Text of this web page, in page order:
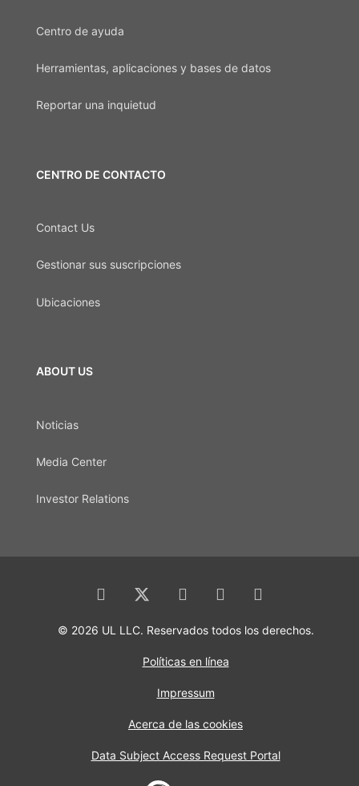
Centro de ayuda
Herramientas, aplicaciones y bases de datos
Reportar una inquietud
CENTRO DE CONTACTO
Contact Us
Gestionar sus suscripciones
Ubicaciones
ABOUT US
Noticias
Media Center
Investor Relations
© 2026 UL LLC. Reservados todos los derechos.
Políticas en línea
Impressum
Acerca de las cookies
Data Subject Access Request Portal